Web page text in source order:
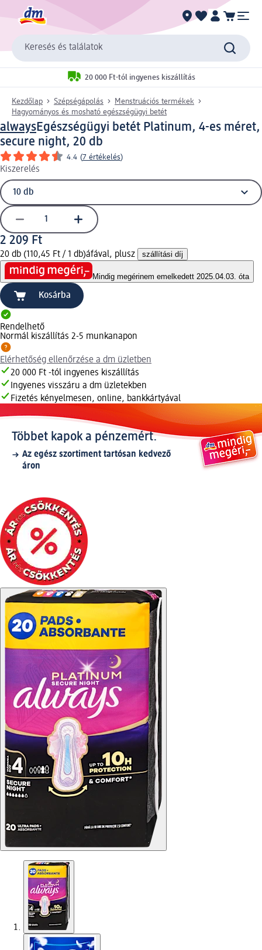
Keresés és találatok
20 000 Ft-tól ingyenes kiszállítás
Kezdőlap Szépségápolás
Menstruációs termékek
Hagyományos és mosható egészségügyi betét
alwaysEgészségügyi betét Platinum, 4-es méret,
secure night, 20 db
4.4 (7 értékelés)
Kiszerelés
2 209 Ft
20 db (110,45 Ft / 1 db)áfával, plusz szállítási díj
Mindig megérinem emelkedett 2025.04.03. óta
Kosárba
Rendelhető
Normál kiszállítás 2-5 munkanapon
Elérhetőség ellenőrzése a dm üzletben
20 000 Ft -tól ingyenes kiszállítás
Ingyenes visszáru a dm üzletekben
Fizetés kényelmesen, online, bankkártyával
Többet kapok a pénzemért.
Az egész szortiment tartósan kedvező
áron